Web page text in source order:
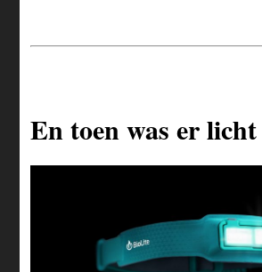
En toen was er licht